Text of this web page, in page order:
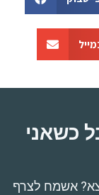
כשאני
אשמח לצרף